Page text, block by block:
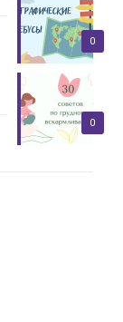
0
0